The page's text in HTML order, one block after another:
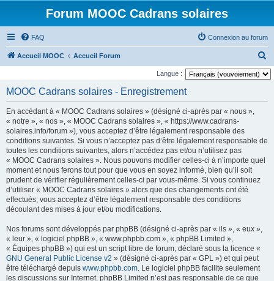
Forum MOOC Cadrans solaires
FAQ Connexion au forum
Accueil MOOC Accueil Forum
e
Langue :
MOOC Cadrans solaires - Enregistrement
En accédant à « MOOC Cadrans solaires » (désigné ci-après par « nous »,
« notre », « nos », « MOOC Cadrans solaires », « https://www.cadrans-
solaires.info/forum »), vous acceptez d’être légalement responsable des
conditions suivantes. Si vous n’acceptez pas d’être légalement responsable de
toutes les conditions suivantes, alors n’accédez pas et/ou n’utilisez pas
« MOOC Cadrans solaires ». Nous pouvons modifier celles-ci à n’importe quel
moment et nous ferons tout pour que vous en soyez informé, bien qu’il soit
prudent de vérifier régulièrement celles-ci par vous-même. Si vous continuez
d’utiliser « MOOC Cadrans solaires » alors que des changements ont été
effectués, vous acceptez d’être légalement responsable des conditions
découlant des mises à jour et/ou modifications.
Nos forums sont développés par phpBB (désigné ci-après par « ils », « eux »,
« leur », « logiciel phpBB », « www.phpbb.com », « phpBB Limited »,
« Équipes phpBB ») qui est un script libre de forum, déclaré sous la licence «
GNU General Public License v2 » (désigné ci-après par « GPL ») et qui peut
être téléchargé depuis www.phpbb.com. Le logiciel phpBB facilite seulement
les discussions sur Internet. phpBB Limited n’est pas responsable de ce que